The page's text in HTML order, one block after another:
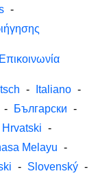
-
Επικοινωνία
- Italiano -
- Български -
Hrvatski -
Melayu -
- Slovenský -